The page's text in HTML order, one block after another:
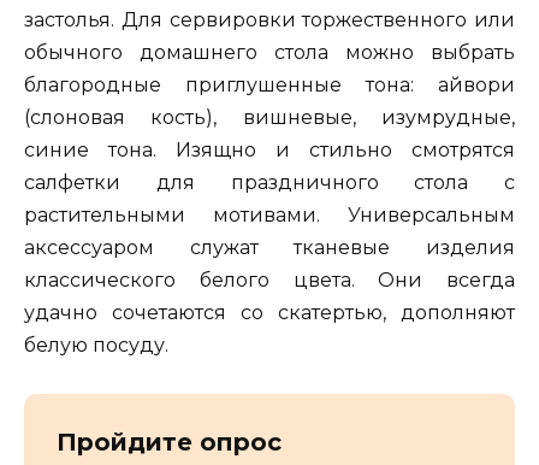
застолья. Для сервировки торжественного или
обычного домашнего стола можно выбрать
благородные приглушенные тона: айвори
(слоновая кость), вишневые, изумрудные,
синие тона. Изящно и стильно смотрятся
салфетки для праздничного стола с
растительными мотивами. Универсальным
аксессуаром служат тканевые изделия
классического белого цвета. Они всегда
удачно сочетаются со скатертью, дополняют
белую посуду.
Пройдите опрос